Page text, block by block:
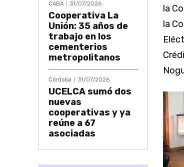
CABA 31/07/2026
Cooperativa La
Unión: 35 años de
trabajo en los
cementerios
metropolitanos
Córdoba 31/07/2026
UCELCA sumó dos
nuevas
cooperativas y ya
reúne a 67
asociadas
la
la